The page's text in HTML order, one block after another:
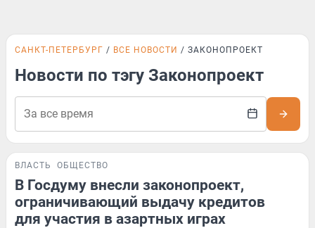
САНКТ-ПЕТЕРБУРГ ВСЕ НОВОСТИ ЗАКОНОПРОЕКТ
Новости по тэгу Законопроект
ВЛАСТЬ ОБЩЕСТВО
В Госдуму внесли законопроект,
ограничивающий выдачу кредитов
для участия в азартных играх